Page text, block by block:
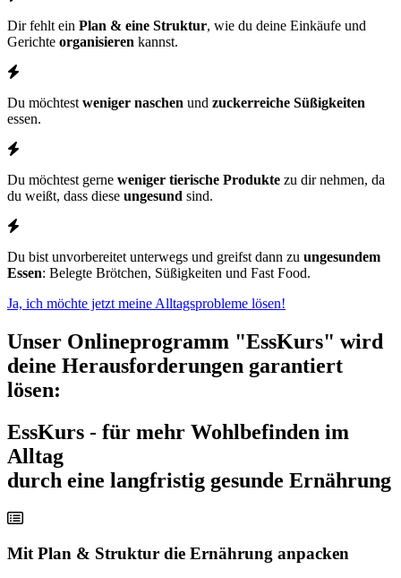
Dir fehlt ein Plan & eine Struktur, wie du deine Einkäufe und
Gerichte organisieren kannst.
Du möchtest weniger naschen und zuckerreiche Süßigkeiten
essen.
Du möchtest gerne weniger tierische Produkte zu dir nehmen, da
du weißt, dass diese ungesund sind.
Du bist unvorbereitet unterwegs und greifst dann zu ungesundem
Essen: Belegte Brötchen, Süßigkeiten und Fast Food.
Ja, ich möchte jetzt meine Alltagsprobleme lösen!
Unser Onlineprogramm "EssKurs" wird
deine Herausforderungen garantiert
lösen:
EssKurs - für mehr Wohlbefinden im
Alltag
durch eine langfristig gesunde Ernährung
Mit Plan & Struktur die Ernährung anpacken